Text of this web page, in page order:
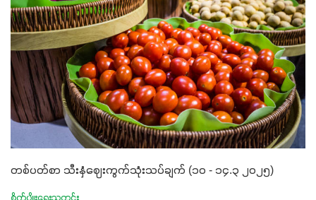
တစ်ပတ်စာ သီးနှံဈေးကွက်သုံးသပ်ချက် (၁၀ - ၁၄.၃ ၂၀၂၅)